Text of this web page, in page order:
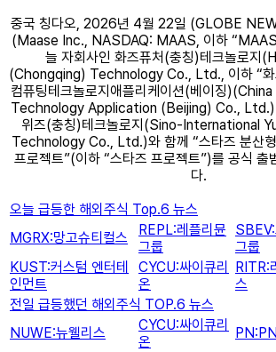
중국 칭다오, 2026년 4월 22일 (GLOBE
(Maase Inc., NASDAQ: MAAS, 이하
늘 자회사인 화즈퓨처(충칭)테크놀로지
(Chongqing) Technology Co., Ltd., 이하 “화
컴퓨팅테크놀로지애플리케이션(베이징
Technology Application (Beijing) Co., Ltd.)
위즈(충칭)테크놀로지(Sino-International
Technology Co., Ltd.)와 함께 “스타즈 분산형
프로젝트”(이하 “스타즈 프로젝트”)를 공식 출
다.
오늘 급등한 해외주식 Top.6 뉴스
MGRX:망고슈티컬스
REPL:레플리뮨
그룹
그룹
KUST:커스텀 엔터테
인먼트
CYCU:싸이큐리
온
RITR:
스
전일 급등했던 해외주식 TOP.6 뉴스
NUWE:뉴웰리스
CYCU:싸이큐리
온